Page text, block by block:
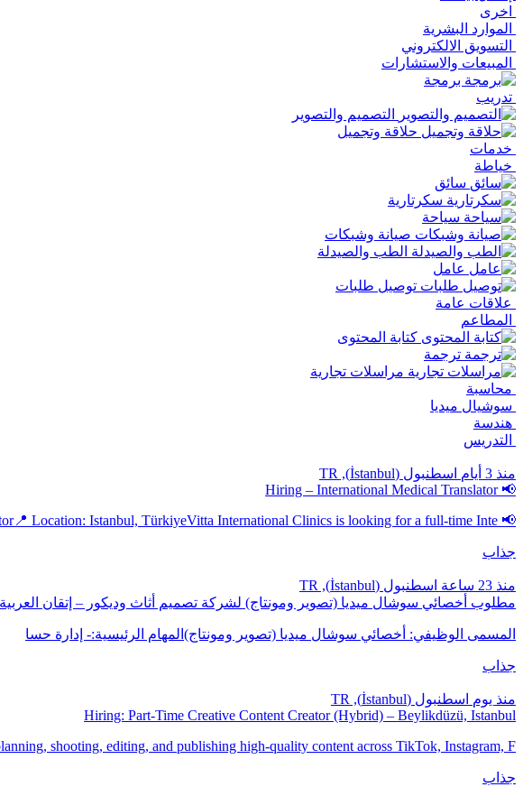
اخرى
الموارد البشرية
التسويق الالكتروني
المبيعات والاستشارات
برمجة
تدريب
التصميم والتصوير
حلاقة وتجميل
خدمات
خياطة
سائق
سكرتارية
سياحة
صيانة وشبكات
الطب والصيدلة
عامل
توصيل طلبات
علاقات عامة
المطاعم
كتابة المحتوى
ترجمة
مراسلات تجارية
محاسبة
سوشيال ميديا
هندسة
التدريس
منذ 3 أيام
اسطنبول (İstanbul), TR
📢 Hiring – International Medical Translator
📢 Hiring – International Medical Translator📍 Location: Istanbul, TürkiyeVitta International Clinics is looking for a full-time Inte
جذاب
منذ 23 ساعة
اسطنبول (İstanbul), TR
مطلوب أخصائي سوشال ميديا (تصوير ومونتاج) لشركة تصميم أثاث وديكور – إتقان العربية
المسمى الوظيفي: أخصائي سوشال ميديا (تصوير ومونتاج)المهام الرئيسية:- إدارة حسا
جذاب
منذ يوم اسطنبول (İstanbul), TR
Hiring: Part-Time Creative Content Creator (Hybrid) – Beylikdüzü, Istanbul
shooting, editing, and publishing high-quality content across TikTok, Instagram, F
جذاب